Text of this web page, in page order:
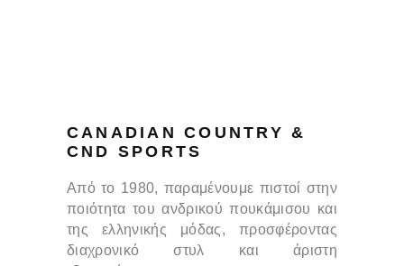
CANADIAN COUNTRY &
CND SPORTS
Από το 1980, παραμένουμε πιστοί στην
ποιότητα του ανδρικού πουκάμισου και
της ελληνικής μόδας, προσφέροντας
διαχρονικό στυλ και άριστη